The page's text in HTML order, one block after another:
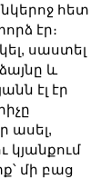
հետ
էր։
սաստել
և
էլ էր
ասել,
կյանքում
մի բաց